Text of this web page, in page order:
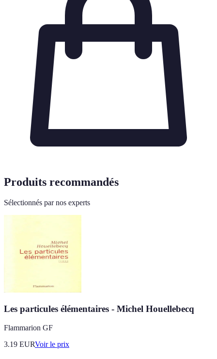
Produits recommandés
Sélectionnés par nos experts
Les particules élémentaires - Michel Houellebecq
Flammarion GF
3.19 EURVoir le prix